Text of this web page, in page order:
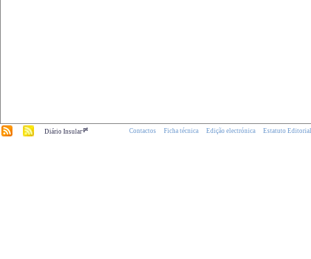
Diário Insular.pt Contactos Ficha técnica Edição electrónica Estatuto Editorial